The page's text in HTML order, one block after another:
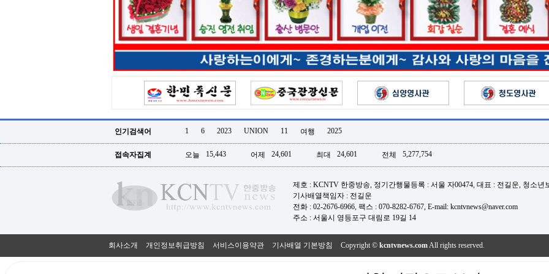
올
리
간
대
출
대
후
18
모
아
탑-
프
인기검색어 1 6 2023 UNION 11 여행 2025
접속자집계 오늘 15,443 어제 24,601 최대 24,601 전체 5,277,754
제호 : KCNTV 한중방송, 정기간행물등록 : 서울 자00474, 대표 : 전길운, 청소
기사배열책임자 : 전길운
전화 : 02-2676-6966, 팩스 : 070-8282-6767, E-mail: kcntvnews@naver.com
주소 : 서울시 영등포구 대림로 19길 14
회사소개 개인정보취급방침 서비스이용약관 기사배열 기본방침 Copyright © kcntvnews.com All rights reserved.